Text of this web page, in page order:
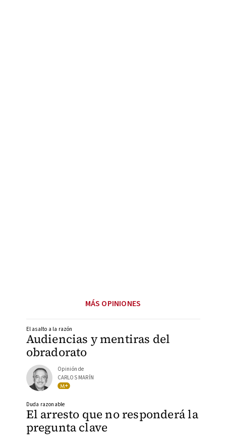
MÁS OPINIONES
Audiencias y mentiras del
obradorato
El asalto a la razón
Opinión de
CARLOS MARÍN
El arresto que no responderá la
pregunta clave
Duda razonable